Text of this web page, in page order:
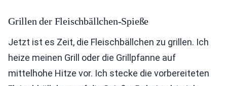
Grillen der Fleischbällchen-Spieße
Jetzt ist es Zeit, die Fleischbällchen zu grillen. Ich
heize meinen Grill oder die Grillpfanne auf
mittelhohe Hitze vor. Ich stecke die vorbereiteten